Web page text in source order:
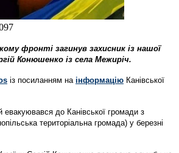
фронті загинув захисник із нашої
Конюшенко із села Межиріч.
із посиланням на інформацію Канівської
евакуювався до Канівської громади з
територіальна громада) у березні